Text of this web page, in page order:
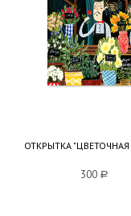
ОТКРЫТКА
300 a